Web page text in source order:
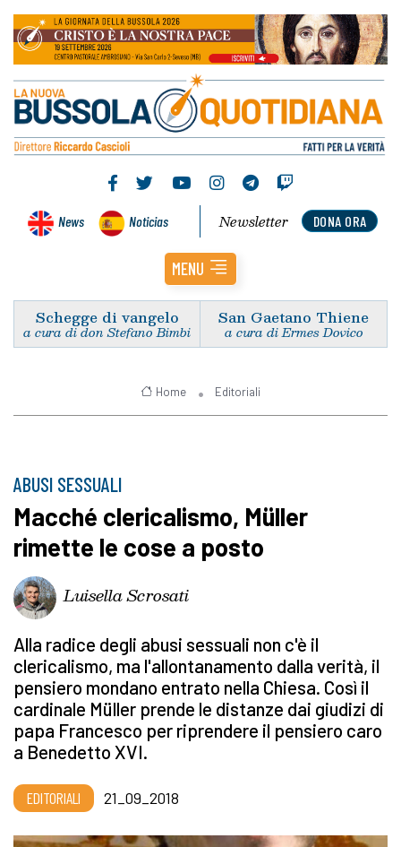
News Noticias DONA ORA
Newsletter
MENU
Schegge di vangelo
a cura di don Stefano Bimbi
San Gaetano Thiene
a cura di Ermes Dovico
Home Editoriali
ABUSI SESSUALI
Macché clericalismo, Müller
rimette le cose a posto
Luisella Scrosati
Alla radice degli abusi sessuali non c'è il
clericalismo, ma l'allontanamento dalla verità, il
pensiero mondano entrato nella Chiesa. Così il
cardinale Müller prende le distanze dai giudizi di
papa Francesco per riprendere il pensiero caro
a Benedetto XVI.
EDITORIALI 21_09_2018